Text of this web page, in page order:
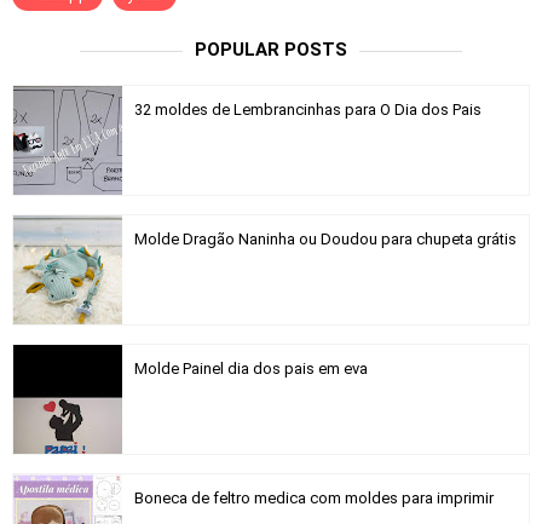
POPULAR POSTS
32 moldes de Lembrancinhas para O Dia dos Pais
Molde Dragão Naninha ou Doudou para chupeta grátis
Molde Painel dia dos pais em eva
Boneca de feltro medica com moldes para imprimir